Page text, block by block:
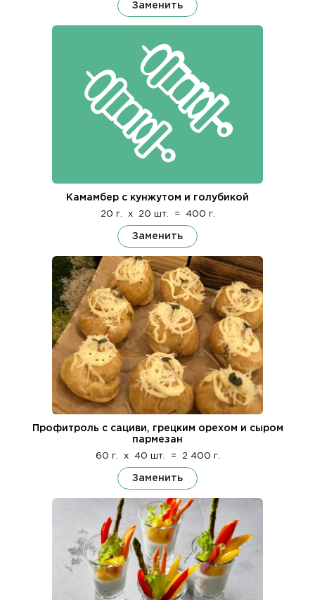
Заменить
Камамбер с кунжутом и голубикой
20 г. x 20 шт. = 400 г.
Заменить
Профитроль с сациви, грецким орехом и сыром
пармезан
60 г. x 40 шт. = 2 400 г.
Заменить